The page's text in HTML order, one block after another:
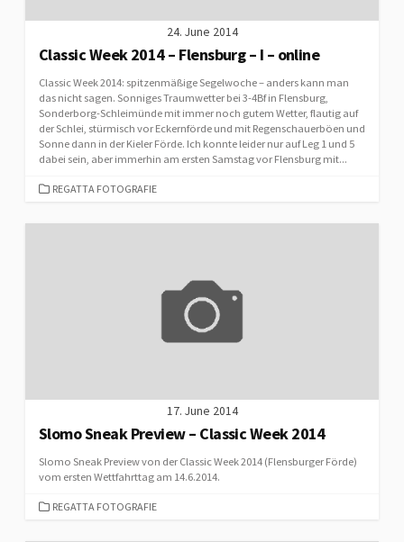
24. June 2014
Classic Week 2014 – Flensburg – I – online
Classic Week 2014: spitzenmäßige Segelwoche – anders kann man
das nicht sagen. Sonniges Traumwetter bei 3-4Bf in Flensburg,
Sonderborg-Schleimünde mit immer noch gutem Wetter, flautig auf
der Schlei, stürmisch vor Eckernförde und mit Regenschauerböen und
Sonne dann in der Kieler Förde. Ich konnte leider nur auf Leg 1 und 5
dabei sein, aber immerhin am ersten Samstag vor Flensburg mit...
CATEGORIES
REGATTA FOTOGRAFIE
17. June 2014
Slomo Sneak Preview – Classic Week 2014
Slomo Sneak Preview von der Classic Week 2014 (Flensburger Förde)
vom ersten Wettfahrttag am 14.6.2014.
CATEGORIES
REGATTA FOTOGRAFIE